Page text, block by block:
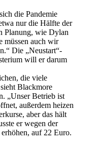
die Pandemie
nur die Hälfte der
Planung, wie Dylan
müssen auch wir
Die „Neustart“-
will er darum
die viele
Blackmore
„Unser Betrieb ist
außerdem heizen
aber das hält
er wegen der
auf 22 Euro.